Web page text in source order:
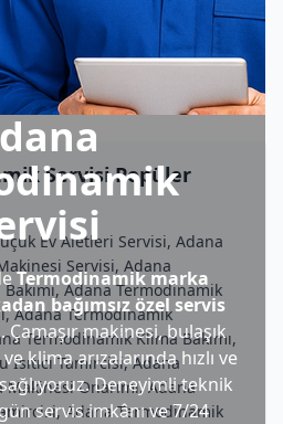
Termodinamik marka
bağımsız özel servis
makinesi, bulaşık
klima arızalarında hızlı ve
Deneyimli teknik
servis imkânı ve 7/24
Servisi Popüler
Ev Aletleri Servisi, Adana
Servisi, Adana
Bakımı, Adana Termodinamik
Adana Termodinamik
Termodinamik Klima Bakımı,
Tamircisi, Adana
Onarımı, Adana
Adana Termodinamik